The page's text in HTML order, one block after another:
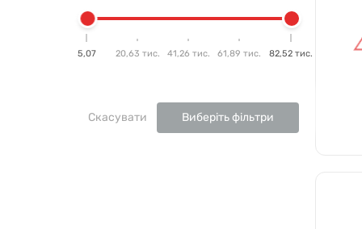
5,07 20,63 тис. 41,26 тис. 61,89 тис. 82,52 тис.
Скасувати Виберіть фільтри